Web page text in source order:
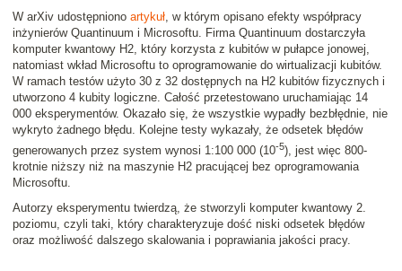
W arXiv udostępniono artykuł, w którym opisano efekty współpracy
inżynierów Quantinuum i Microsoftu. Firma Quantinuum dostarczyła
komputer kwantowy H2, który korzysta z kubitów w pułapce jonowej,
natomiast wkład Microsoftu to oprogramowanie do wirtualizacji kubitów.
W ramach testów użyto 30 z 32 dostępnych na H2 kubitów fizycznych i
utworzono 4 kubity logiczne. Całość przetestowano uruchamiając 14
000 eksperymentów. Okazało się, że wszystkie wypadły bezbłędnie, nie
wykryto żadnego błędu. Kolejne testy wykazały, że odsetek błędów
generowanych przez system wynosi 1:100 000 (10-5), jest więc 800-
krotnie niższy niż na maszynie H2 pracującej bez oprogramowania
Microsoftu.
Autorzy eksperymentu twierdzą, że stworzyli komputer kwantowy 2.
poziomu, czyli taki, który charakteryzuje dość niski odsetek błędów
oraz możliwość dalszego skalowania i poprawiania jakości pracy.